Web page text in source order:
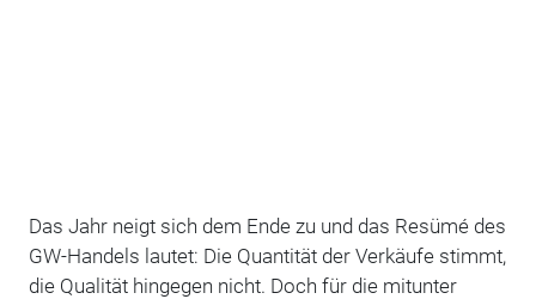
Das Jahr neigt sich dem Ende zu und das Resümé des
GW-Handels lautet: Die Quantität der Verkäufe stimmt,
die Qualität hingegen nicht. Doch für die mitunter